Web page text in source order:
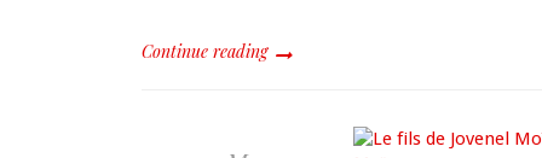
Continue reading